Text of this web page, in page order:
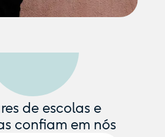
de escolas e
confiam em nós